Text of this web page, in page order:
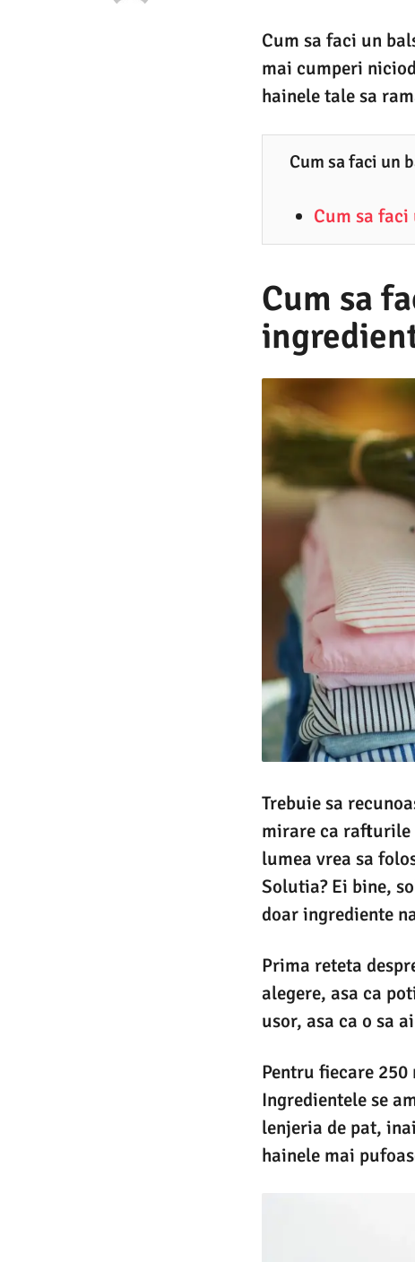
0
.
2
0
1
Cum sa faci un
mai cumperi
hainele tale sa
Cum sa faci un
Cum sa
Cum sa
Trebuie sa
mirare ca rafturile
lumea vrea sa
Solutia? Ei bine,
doar ingrediente
Prima reteta
alegere, asa ca
usor, asa ca o sa
Pentru fiecare
Ingredientele se
lenjeria de pat,
hainele mai